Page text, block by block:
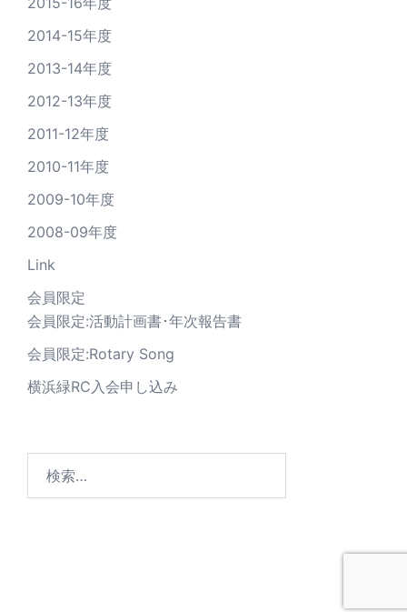
2014-15年度
2013-14年度
2012-13年度
2011-12年度
2010-11年度
2009-10年度
2008-09年度
Link
会員限定
会員限定:活動計画書･年次報告書
会員限定:Rotary Song
横浜緑RC入会申し込み